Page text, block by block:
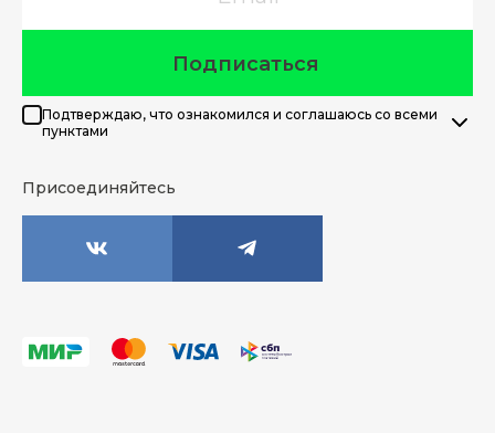
Подписаться
Подтверждаю, что ознакомился и соглашаюсь со всеми
пунктами
Присоединяйтесь